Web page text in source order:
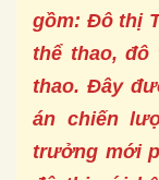
gồm: Đô thị
thể thao,
thao. Đây
án chiến
trưởng mới